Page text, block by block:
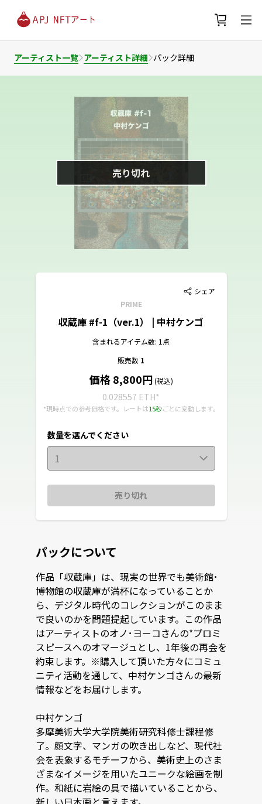
アーティスト一覧 アーティスト詳細 パック詳細
売り切れ
シェア
PRIME
収蔵庫 #f-1（ver.1） | 中村ケンゴ
含まれるアイテム数: 1点
販売数 1
価格 8,800円 (税込)
0.028557 ETH*
*現時点での参考価格です。レートは15秒ごとに変動します。
数量を選んでください
1
売り切れ
パックについて
作品「収蔵庫」は、現実の世界でも美術館･
博物館の収蔵庫が満杯になっていることか
ら、デジタル時代のコレクションがこのまま
で良いのかを問題提起しています。この作品
はアーティストのオノ･ヨーコさんの*プロミ
スピースへのオマージュとし、1年後の再会を
約束します。※購入して頂いた方々にコミュ
ニティ活動を通して、中村ケンゴさんの最新
情報などをお届けします。
中村ケンゴ
多摩美術大学大学院美術研究科修士課程修
了。顔文字、マンガの吹き出しなど、現代社
会を表象するモチーフから、美術史上のさま
ざまなイメージを用いたユニークな絵画を制
作。和紙に岩絵の具で描いていることから、